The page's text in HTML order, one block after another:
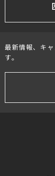
最新情報、キ
す。